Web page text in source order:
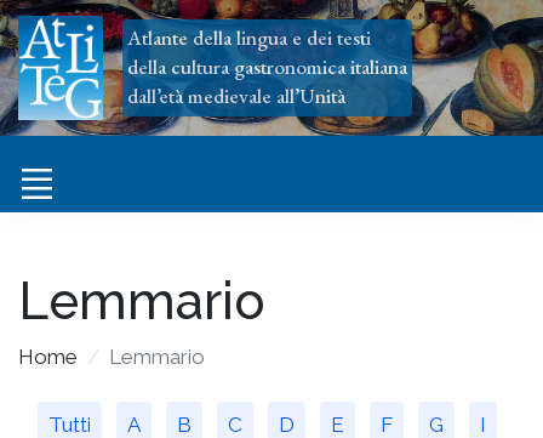
Atlante della lingua e dei testi
della cultura gastronomica italiana
dall’età medievale all’Unità
Lemmario
Home Lemmario
Tutti A B C D E F G
I